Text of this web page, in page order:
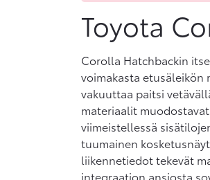
Toyota
Corolla Hatchbackin
voimakasta
vakuuttaa paitsi
materiaalit
viimeistellessä
tuumainen
liikennetiedot tekevät
integraation ansiosta